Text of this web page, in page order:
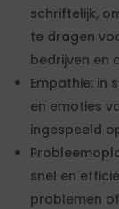
schriftelijk,
te dragen
bedrijven en
Empathie: in
en emoties
ingespeeld
snel en
problemen